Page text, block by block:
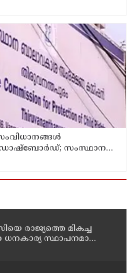
ഡാഷ്ബോർഡ്; സംസ്ഥാന
കമ്മീഷന്റെ പുതിയ
രാജ്യത്തെ മികച്ച
സ്ഥാപനമാക്കും: